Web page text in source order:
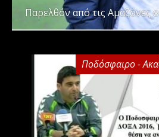
Παρελθόν από τις Αμαζόνες
Ποδόσφαιρο -